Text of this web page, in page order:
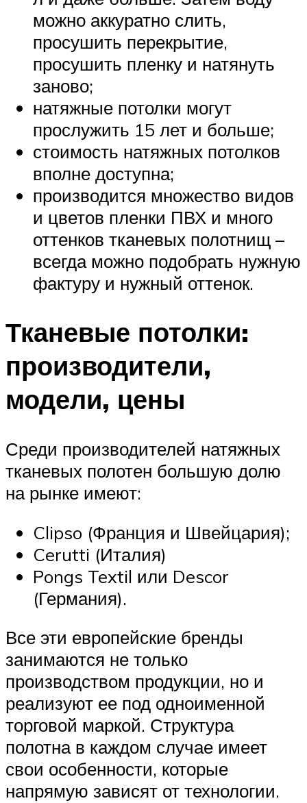
можно аккуратно слить,
просушить перекрытие,
просушить пленку и натянуть
заново;
натяжные потолки могут
прослужить 15 лет и больше;
стоимость натяжных потолков
вполне доступна;
производится множество видов
и цветов пленки ПВХ и много
оттенков тканевых полотнищ –
всегда можно подобрать нужную
фактуру и нужный оттенок.
Тканевые потолки:
производители,
модели, цены
Среди производителей натяжных
тканевых полотен большую долю
на рынке имеют:
Clipso (Франция и Швейцария);
Cerutti (Италия)
Pongs Textil или Descor
(Германия).
Все эти европейские бренды
занимаются не только
производством продукции, но и
реализуют ее под одноименной
торговой маркой. Структура
полотна в каждом случае имеет
свои особенности, которые
напрямую зависят от технологии.